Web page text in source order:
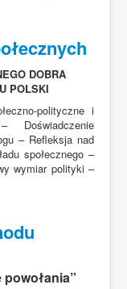
DOBRA
POLSKI
polityczne i
Doświadczenie
– Refleksja nad
społecznego –
wymiar polityki –
powołania”